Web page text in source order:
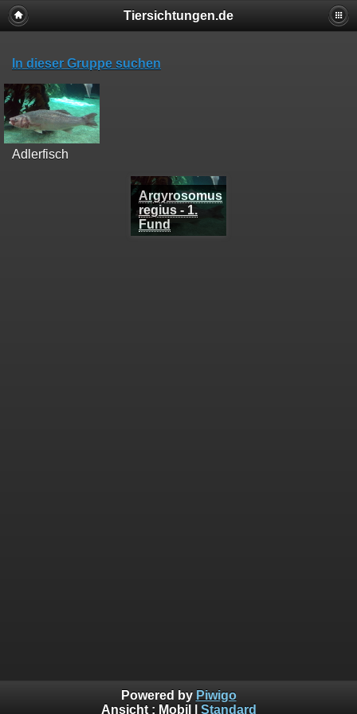
Tiersichtungen.de
In dieser Gruppe suchen
Adlerfisch
Argyrosomus
regius - 1.
Fund
Powered by Piwigo
Ansicht : Mobil Standard